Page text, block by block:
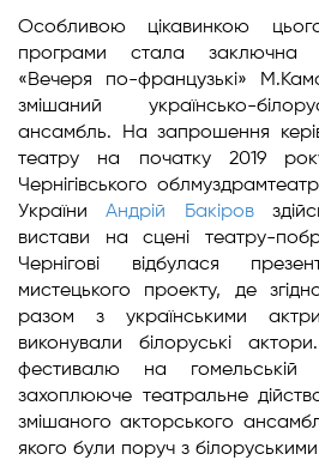
Особливою цікавинкою
програми стала заключна
«Вечеря по-французькі»
змішаний українсько-
ансамбль. На запрошення
театру на початку 2019
Чернігівського
УкраїниАндрій Бакіров
вистави на сцені театру-
Чернігові відбулася
мистецького проекту, де
разом з українськими
виконували білоруські
фестивалю на гомельській
захоплююче театральне
змішаного акторського
якого були поруч з білоруськими